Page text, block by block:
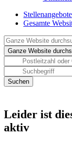
Stellenangebote
Gesamte
Leider ist
aktiv